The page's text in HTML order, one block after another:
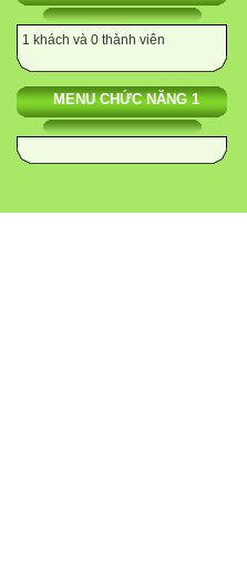
1 khách và 0 thành viên
MENU CHỨC NĂNG 1